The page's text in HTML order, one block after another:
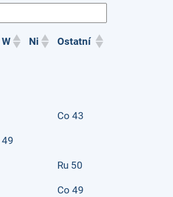
W Ni Ostatní
Co 43
49
Ru 50
Co 49